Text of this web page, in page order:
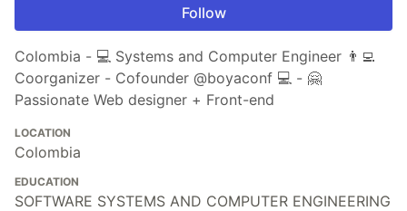
Follow
Colombia - 💻 Systems and Computer Engineer 👨‍💻
Coorganizer - Cofounder @boyaconf 💻 - 🤗
Passionate Web designer + Front-end
LOCATION
Colombia
EDUCATION
SOFTWARE SYSTEMS AND COMPUTER ENGINEERING